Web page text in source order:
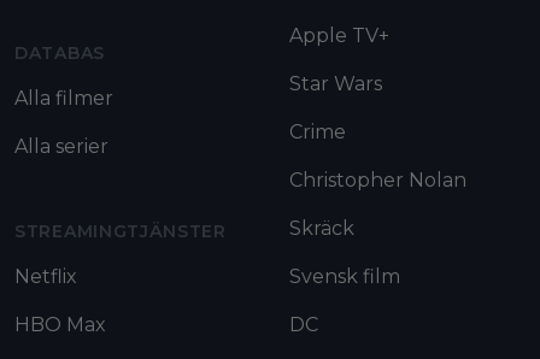
DATABAS
Alla filmer
Alla serier
STREAMINGTJÄNSTER
Netflix
HBO Max
Apple TV+
Star Wars
Crime
Christopher Nolan
Skräck
Svensk film
DC